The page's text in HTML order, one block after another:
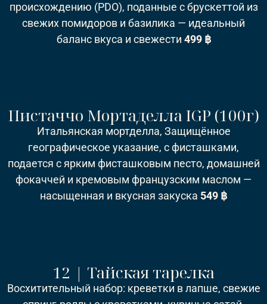
происхождению (PDO), поданные с брускеттой из
свежих помидоров и базилика — идеальный
баланс вкуса и свежести 499 ฿
Пистаччо Мортаделла IGP (100г)
Итальянская мортделла, Защищённое
географическое указание, с фисташками,
подается с ярким фисташковым песто, домашней
фокаччей и кремовым французским маслом —
насыщенная и вкусная закуска 549 ฿
12 | Тайская тарелка
Восхитительный набор: креветки в лапше, свежие